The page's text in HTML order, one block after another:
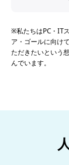
※私たちはPC・IT
ア・ゴールに向け
ただきたいという
んでいます。